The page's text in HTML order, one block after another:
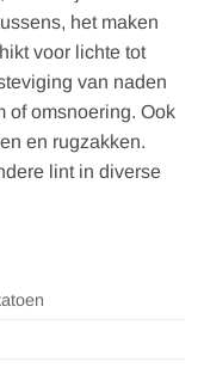
het maken
voor lichte tot
van naden
of omsnoering. Ook
en rugzakken.
lint in diverse